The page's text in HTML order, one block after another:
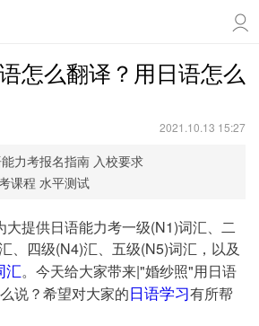
怎么翻译？用日语怎么
2021.10.13 15:27
力考报名指南 入校要求
课程 水平测试
大提供日语能力考一级(N1)词汇、二
、四级(N4)汇、五级(N5)词汇，以及
汇。今天给大家带来|"婚纱照"用日语
说？希望对大家的日语学习有所帮